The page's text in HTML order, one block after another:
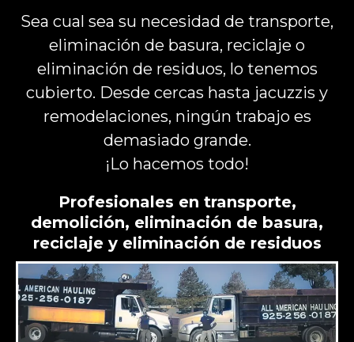
Sea cual sea su necesidad de transporte,
eliminación de basura, reciclaje o
eliminación de residuos, lo tenemos
cubierto. Desde cercas hasta jacuzzis y
remodelaciones, ningún trabajo es
demasiado grande.
¡Lo hacemos todo!
Profesionales en transporte,
demolición, eliminación de basura,
reciclaje y eliminación de residuos